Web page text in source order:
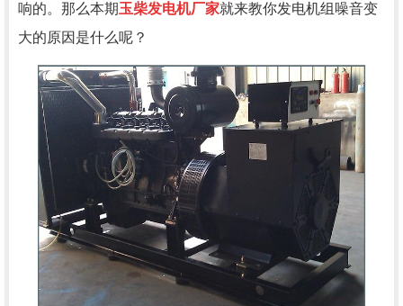
响的。那么本期玉柴发电机厂家就来教你发电机组噪音变
大的原因是什么呢？